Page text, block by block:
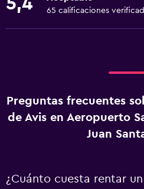
65 calificaciones
Preguntas frecuentes
de Avis en Aeropuerto
Juan
¿Cuánto cuesta rentar